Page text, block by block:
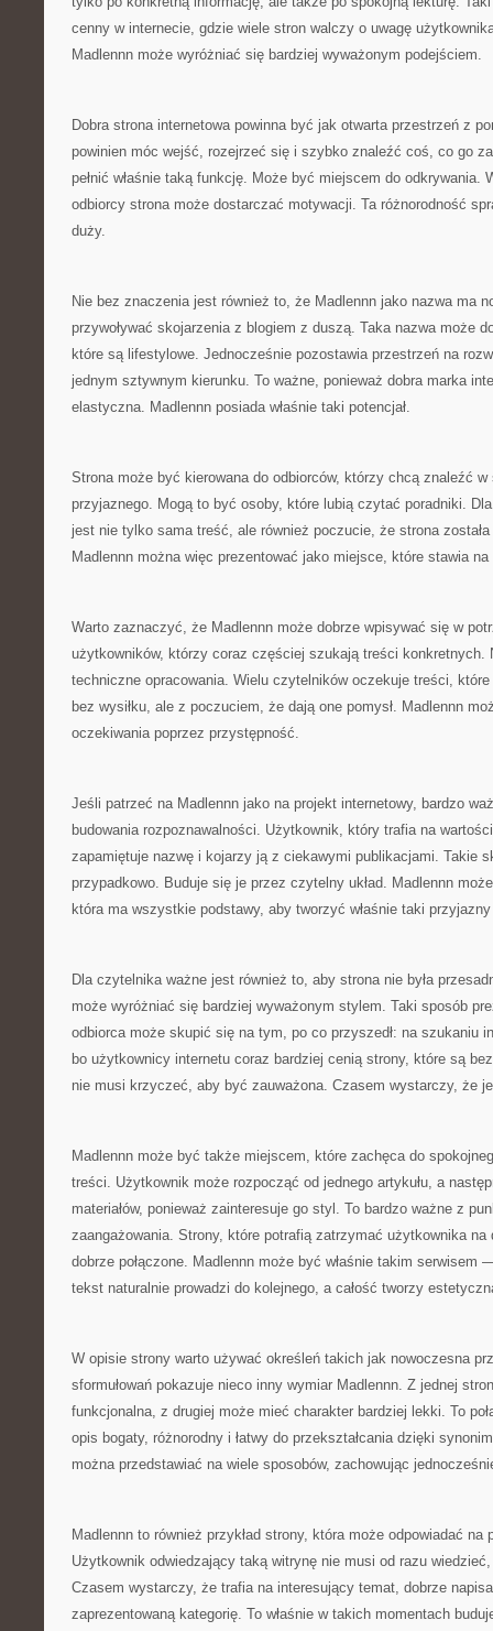
cenny w internecie, gdzie wiele stron walczy o uwagę
Madlennn może wyróżniać się bardziej wyważonym podejściem.
Dobra strona internetowa powinna być jak otwarta przestrzeń z
powinien móc wejść, rozejrzeć się i szybko znaleźć coś, co go
pełnić właśnie taką funkcję. Może być miejscem do odkrywania.
odbiorcy strona może dostarczać motywacji. Ta różnorodność
duży.
Nie bez znaczenia jest również to, że Madlennn jako nazwa ma
przywoływać skojarzenia z blogiem z duszą. Taka nazwa może
które są lifestylowe. Jednocześnie pozostawia przestrzeń na
jednym sztywnym kierunku. To ważne, ponieważ dobra marka
elastyczna. Madlennn posiada właśnie taki potencjał.
Strona może być kierowana do odbiorców, którzy chcą znaleźć
przyjaznego. Mogą to być osoby, które lubią czytać poradniki.
jest nie tylko sama treść, ale również poczucie, że strona
Madlennn można więc prezentować jako miejsce, które stawia
Warto zaznaczyć, że Madlennn może dobrze wpisywać się w
użytkowników, którzy coraz częściej szukają treści konkretnych.
techniczne opracowania. Wielu czytelników oczekuje treści,
bez wysiłku, ale z poczuciem, że dają one pomysł. Madlennn
oczekiwania poprzez przystępność.
Jeśli patrzeć na Madlennn jako na projekt internetowy, bardzo
budowania rozpoznawalności. Użytkownik, który trafia na
zapamiętuje nazwę i kojarzy ją z ciekawymi publikacjami. Takie
przypadkowo. Buduje się je przez czytelny układ. Madlennn
która ma wszystkie podstawy, aby tworzyć właśnie taki
Dla czytelnika ważne jest również to, aby strona nie była
może wyróżniać się bardziej wyważonym stylem. Taki sposób
odbiorca może skupić się na tym, po co przyszedł: na szukaniu
bo użytkownicy internetu coraz bardziej cenią strony, które są
nie musi krzyczeć, aby być zauważona. Czasem wystarczy, że
Madlennn może być także miejscem, które zachęca do
treści. Użytkownik może rozpocząć od jednego artykułu, a
materiałów, ponieważ zainteresuje go styl. To bardzo ważne z
zaangażowania. Strony, które potrafią zatrzymać użytkownika na
dobrze połączone. Madlennn może być właśnie takim
tekst naturalnie prowadzi do kolejnego, a całość tworzy
W opisie strony warto używać określeń takich jak nowoczesna
sformułowań pokazuje nieco inny wymiar Madlennn. Z jednej
funkcjonalna, z drugiej może mieć charakter bardziej lekki. To
opis bogaty, różnorodny i łatwy do przekształcania dzięki
można przedstawiać na wiele sposobów, zachowując
Madlennn to również przykład strony, która może odpowiadać na
Użytkownik odwiedzający taką witrynę nie musi od razu
Czasem wystarczy, że trafia na interesujący temat, dobrze
zaprezentowaną kategorię. To właśnie w takich momentach